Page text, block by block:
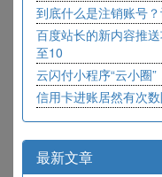
到底什么是注销账号
百度站长的新内容推
至10
云闪付小程序“云小圈
信用卡进账居然有次
最新文章